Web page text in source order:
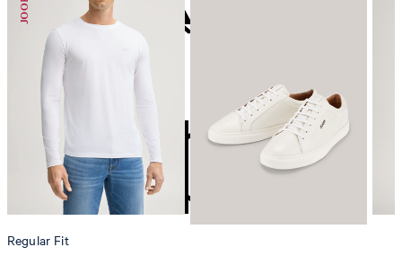
nicht bleichen
contact@strellson.com
Produzent
Strellson AG
Sonnenwiesenstrasse 21
8280 Kreuzlingen
Schweiz
Regular Fit